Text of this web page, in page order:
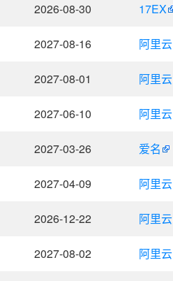
2026-08-30 17EX
2027-08-16 阿里云
2027-08-01 阿里云
2027-06-10 阿里云
2027-03-26 爱名
2027-04-09 阿里云
2026-12-22 阿里云
2027-08-02 阿里云